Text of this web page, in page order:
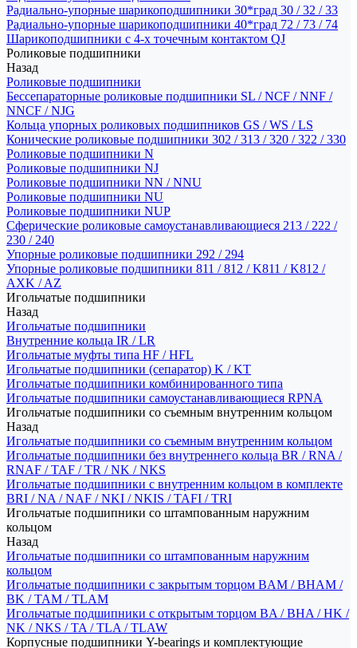
Радиально-упорные шарикоподшипники 30*град 30 / 32 / 33
Радиально-упорные шарикоподшипники 40*град 72 / 73 / 74
Шарикоподшипники с 4-х точечным контактом QJ
Роликовые подшипники
Назад
Роликовые подшипники
Бессепараторные роликовые подшипники SL / NCF / NNF /
NNCF / NJG
Кольца упорных роликовых подшипников GS / WS / LS
Конические роликовые подшипники 302 / 313 / 320 / 322 / 330
Роликовые подшипники N
Роликовые подшипники NJ
Роликовые подшипники NN / NNU
Роликовые подшипники NU
Роликовые подшипники NUP
Сферические роликовые самоустанавливающиеся 213 / 222 /
230 / 240
Упорные роликовые подшипники 292 / 294
Упорные роликовые подшипники 811 / 812 / K811 / K812 /
AXK / AZ
Игольчатые подшипники
Назад
Игольчатые подшипники
Внутренние кольца IR / LR
Игольчатые муфты типа HF / HFL
Игольчатые подшипники (сепаратор) K / KT
Игольчатые подшипники комбинированного типа
Игольчатые подшипники самоустанавливающиеся RPNA
Игольчатые подшипники со съемным внутренним кольцом
Назад
Игольчатые подшипники со съемным внутренним кольцом
Игольчатые подшипники без внутреннего кольца BR / RNA /
RNAF / TAF / TR / NK / NKS
Игольчатые подшипники с внутренним кольцом в комплекте
BRI / NA / NAF / NKI / NKIS / TAFI / TRI
Игольчатые подшипники со штампованным наружним
кольцом
Назад
Игольчатые подшипники со штампованным наружним
кольцом
Игольчатые подшипники с закрытым торцом BAM / BHAM /
BK / TAM / TLAM
Игольчатые подшипники с открытым торцом BA / BHA / HK /
NK / NKS / TA / TLA / TLAW
Корпусные подшипники Y-bearings и комплектующие